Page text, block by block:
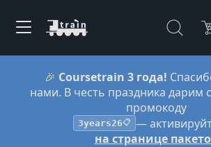
🎉 Coursetrain 3 года!
нами. В честь праздника дарим
промокоду
3years26📋 —
на странице